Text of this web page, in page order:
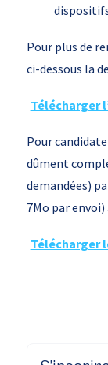
Pour plus de
ci-dessous la
Télécharger
Pour
dûment
demandées)
7Mo par
Télécharger